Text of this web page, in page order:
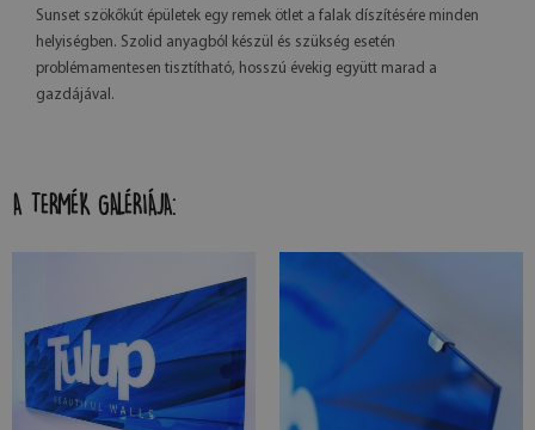
Sunset szökőkút épületek egy remek ötlet a falak díszítésére minden
helyiségben. Szolid anyagból készül és szükség esetén
problémamentesen tisztítható, hosszú évekig együtt marad a
gazdájával.
A TERMÉK GALÉRIÁJA: